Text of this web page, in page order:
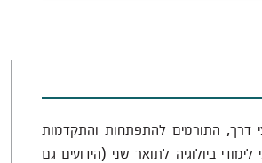
דרך, התורמים להתפתחות והתקדמות
ביולוגיה לתואר שני (הידועים גם